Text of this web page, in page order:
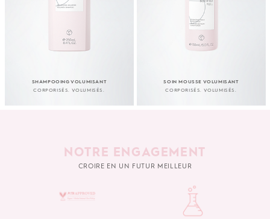
SHAMPOOING VOLUMISANT
CORPORISÉS. VOLUMISÉS.
SOIN MOUSSE VOLUMISANT
CORPORISÉS. VOLUMISÉS.
NOTRE ENGAGEMENT
CROIRE EN UN FUTUR MEILLEUR